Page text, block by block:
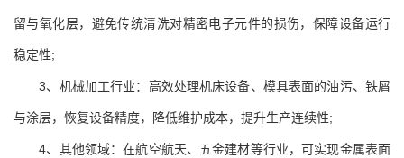
留与氧化层，避免传统清洗对精密电子元件的损伤，保障设备运行
稳定性;
3、机械加工行业：高效处理机床设备、模具表面的油污、铁屑
与涂层，恢复设备精度，降低维护成本，提升生产连续性;
4、其他领域：在航空航天、五金建材等行业，可实现金属表面